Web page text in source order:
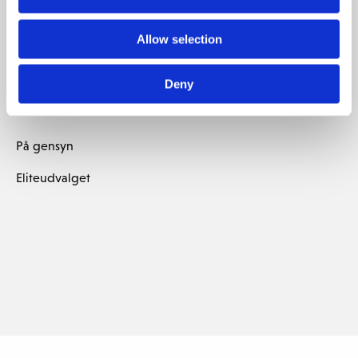
Allow selection
Deny
møde medlemmer , som er interesserede i Eliten.
Hvis du har spørgsmål vedrørende den 27. januar er du
velkommen til at skrive til os på
membership@thescandinavian.dk
På gensyn
Eliteudvalget